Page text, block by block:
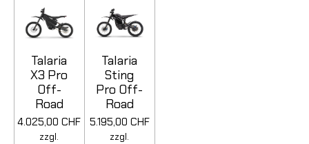
Talaria
X3 Pro
Off-
Road
4.025,00 CHF
zzgl.
Talaria
Sting
Pro Off-
Road
5.195,00 CHF
zzgl.